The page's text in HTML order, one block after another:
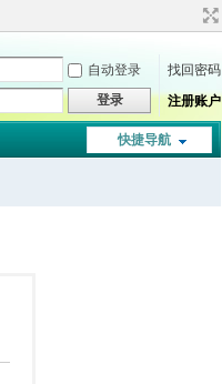
自动登录
找回密码
登录 注册账户
快捷导航